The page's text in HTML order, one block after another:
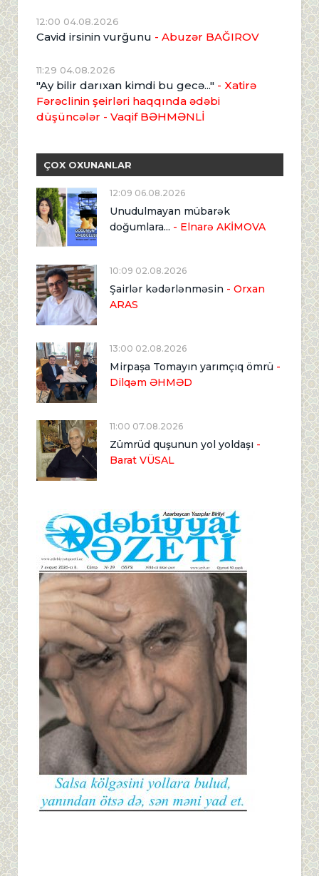
12:00 04.08.2026
Cavid irsinin vurğunu - Abuzər BAĞIROV
11:29 04.08.2026
"Ay bilir darıxan kimdi bu gecə..." - Xatirə
Fərəclinin şeirləri haqqında ədəbi
düşüncələr - Vaqif BƏHMƏNLİ
ÇOX OXUNANLAR
12:09 06.08.2026
Unudulmayan mübarək
doğumlara... - Elnarə AKİMOVA
10:09 02.08.2026
Şairlər kədərlənməsin - Orxan
ARAS
13:00 02.08.2026
Mirpaşa Tomayın yarımçıq ömrü -
Dilqəm ƏHMƏD
11:00 07.08.2026
Zümrüd quşunun yol yoldaşı -
Barat VÜSAL